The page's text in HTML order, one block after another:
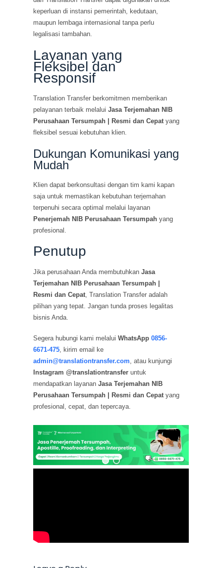
keperluan di instansi pemerintah, kedutaan,
maupun lembaga internasional tanpa perlu
legalisasi tambahan.
Layanan yang
Fleksibel dan
Responsif
Translation Transfer berkomitmen memberikan
pelayanan terbaik melaluiJasa Terjemahan NIB
Perusahaan Tersumpah | Resmi dan Cepatyang
fleksibel sesuai kebutuhan klien.
Dukungan Komunikasi yang
Mudah
Klien dapat berkonsultasi dengan tim kami kapan
saja untuk memastikan kebutuhan terjemahan
terpenuhi secara optimal melalui layanan
Penerjemah NIB Perusahaan Tersumpah yang
profesional.
Penutup
Jika perusahaan Anda membutuhkanJasa
Terjemahan NIB Perusahaan Tersumpah |
Resmi dan Cepat , Translation Transfer adalah
pilihan yang tepat. Jangan tunda proses legalitas
bisnis Anda.
Segera hubungi kami melaluiWhatsApp0856-
6671-475, kirim email ke
admin@translationtransfer.com, atau kunjungi
Instagram @translationtransfer untuk
mendapatkan layananJasa Terjemahan NIB
Perusahaan Tersumpah | Resmi dan Cepatyang
profesional, cepat, dan tepercaya.